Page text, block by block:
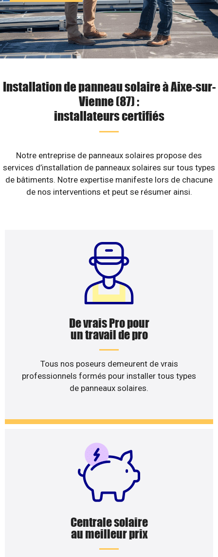
Installation de panneau solaire à Aixe-sur-
Vienne (87) :
installateurs certifiés
Notre entreprise de panneaux solaires propose des
services d’installation de panneaux solaires sur tous types
de bâtiments. Notre expertise manifeste lors de chacune
de nos interventions et peut se résumer ainsi.
De vrais Pro pour
un travail de pro
Tous nos poseurs demeurent de vrais
professionnels formés pour installer tous types
de panneaux solaires.
Centrale solaire
au meilleur prix